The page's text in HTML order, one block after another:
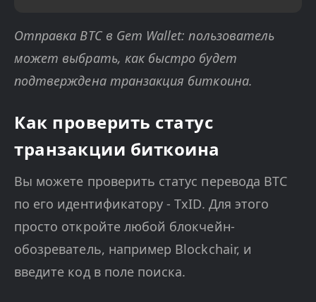
Отправка BTC в Gem Wallet: пользователь
может выбрать, как быстро будет
подтверждена транзакция биткоина.
Как проверить статус
транзакции биткоина
Вы можете проверить статус перевода BTC
по его идентификатору - TxID. Для этого
просто откройте любой блокчейн-
обозреватель, например Blockchair, и
введите код в поле поиска.